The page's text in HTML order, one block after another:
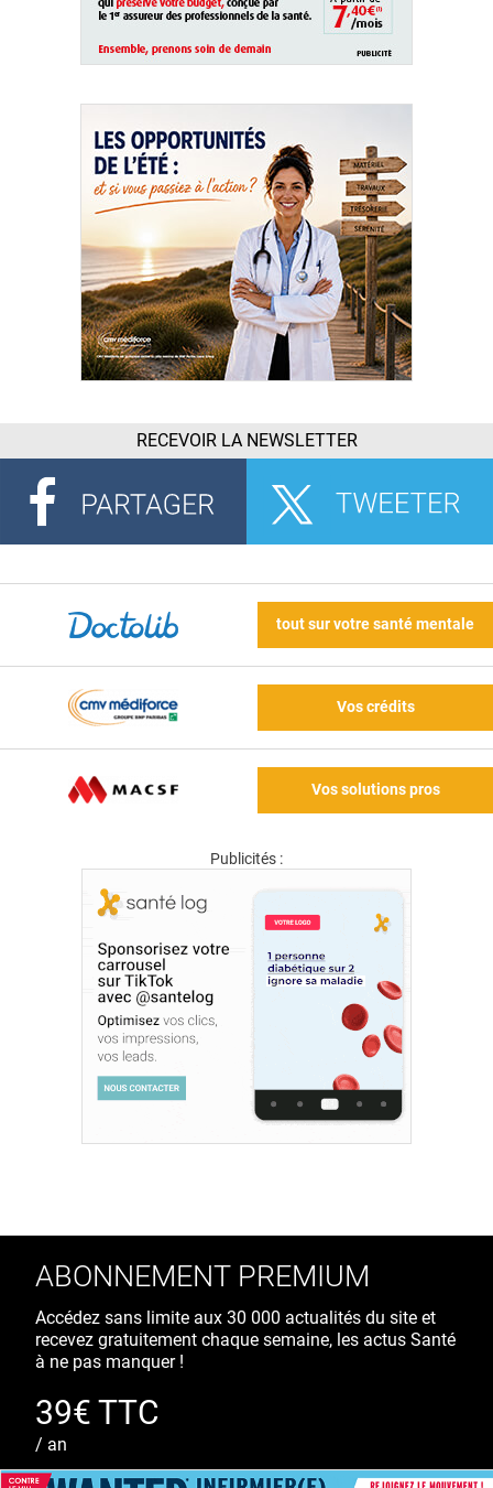
RECEVOIR LA NEWSLETTER
tout sur votre santé mentale
Vos crédits
Vos solutions pros
Publicités :
ABONNEMENT PREMIUM
Accédez sans limite aux 30 000 actualités du site et
recevez gratuitement chaque semaine, les actus Santé
à ne pas manquer !
39€ TTC
/ an